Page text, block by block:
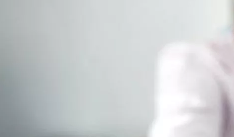
الوخز بالإبر بشكل يومي وهو الأمر الذي يعد مزعجا بالنسبة للأطفال.